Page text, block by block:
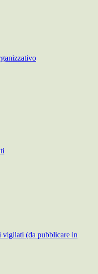
(da pubblicare in